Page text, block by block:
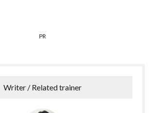
PR
Writer / Related trainer